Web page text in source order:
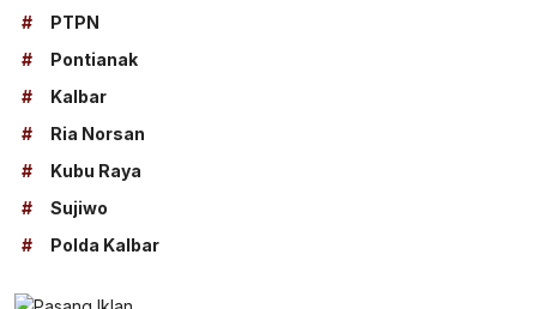
#
PTPN
#
Pontianak
#
Kalbar
#
Ria Norsan
#
Kubu Raya
#
Sujiwo
#
Polda Kalbar